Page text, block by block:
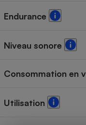
Endurance
Niveau sonore
Consommation en
Utilisation